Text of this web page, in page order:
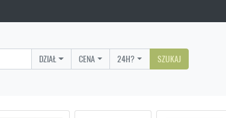
DZIAŁ CENA 24H? SZUKAJ